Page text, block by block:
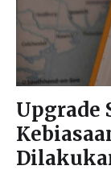
Upgrade